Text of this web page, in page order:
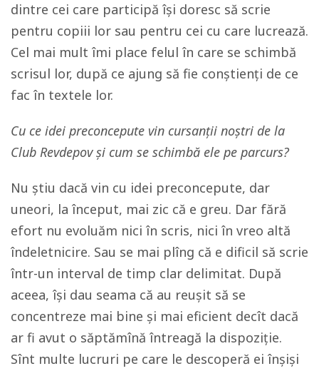
dintre cei care participă își doresc să scrie
pentru copiii lor sau pentru cei cu care lucrează.
Cel mai mult îmi place felul în care se schimbă
scrisul lor, după ce ajung să fie conștienți de ce
fac în textele lor.
Cu ce idei preconcepute vin cursanții noștri de la
Club Revdepov și cum se schimbă ele pe parcurs?
Nu știu dacă vin cu idei preconcepute, dar
uneori, la început, mai zic că e greu. Dar fără
efort nu evoluăm nici în scris, nici în vreo altă
îndeletnicire. Sau se mai plîng că e dificil să scrie
într-un interval de timp clar delimitat. După
aceea, își dau seama că au reușit să se
concentreze mai bine și mai eficient decît dacă
ar fi avut o săptămînă întreagă la dispoziție.
Sînt multe lucruri pe care le descoperă ei înșiși